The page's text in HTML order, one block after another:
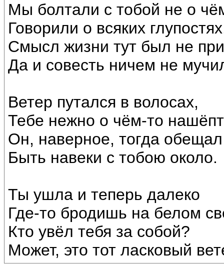
Мы болтали с тобой не о
Говорили о всяких
Смысл жизни тут был не
Да и совесть ничем не
Ветер путался в волосах,
Тебе нежно о чём-то
Он, наверное, тогда обещал
Быть навеки с тобою около.
Ты ушла и теперь далеко
Где-то бродишь на белом
Кто увёл тебя за собой?
Может, это тот ласковый